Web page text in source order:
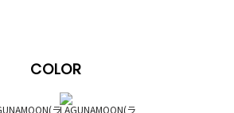
COLOR